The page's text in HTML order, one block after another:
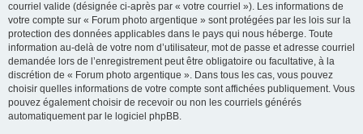
courriel valide (désignée ci-après par « votre courriel »). Les informations de
votre compte sur « Forum photo argentique » sont protégées par les lois sur la
protection des données applicables dans le pays qui nous héberge. Toute
information au-delà de votre nom d’utilisateur, mot de passe et adresse courriel
demandée lors de l’enregistrement peut être obligatoire ou facultative, à la
discrétion de « Forum photo argentique ». Dans tous les cas, vous pouvez
choisir quelles informations de votre compte sont affichées publiquement. Vous
pouvez également choisir de recevoir ou non les courriels générés
automatiquement par le logiciel phpBB.